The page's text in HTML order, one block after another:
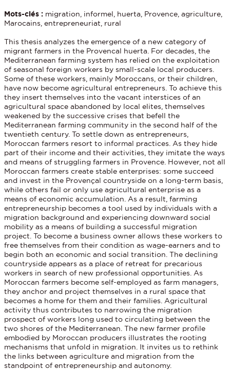
Mots-clés : migration, informel, huerta, Provence, agriculture,
Marocains, entrepreneuriat, rural
This thesis analyzes the emergence of a new category of
migrant farmers in the Provencal huerta. For decades, the
Mediterranean farming system has relied on the exploitation
of seasonal foreign workers by small-scale local producers.
Some of these workers, mainly Moroccans, or their children,
have now become agricultural entrepreneurs. To achieve this
they insert themselves into the vacant interstices of an
agricultural space abandoned by local elites, themselves
weakened by the successive crises that befell the
Mediterranean farming community in the second half of the
twentieth century. To settle down as entrepreneurs,
Moroccan farmers resort to informal practices. As they hide
part of their income and their activities, they imitate the ways
and means of struggling farmers in Provence. However, not all
Moroccan farmers create stable enterprises: some succeed
and invest in the Provençal countryside on a long-term basis,
while others fail or only use agricultural enterprise as a
means of economic accumulation. As a result, farming
entrepreneurship becomes a tool used by individuals with a
migration background and experiencing downward social
mobility as a means of building a successful migration
project. To become a business owner allows these workers to
free themselves from their condition as wage-earners and to
begin both an economic and social transition. The declining
countryside appears as a place of retreat for precarious
workers in search of new professional opportunities. As
Moroccan farmers become self-employed as farm managers,
they anchor and project themselves in a rural space that
becomes a home for them and their families. Agricultural
activity thus contributes to narrowing the migration
prospect of workers long used to circulating between the
two shores of the Mediterranean. The new farmer profile
embodied by Moroccan producers illustrates the rooting
mechanisms that unfold in migration. It invites us to rethink
the links between agriculture and migration from the
standpoint of entrepreneurship and autonomy.